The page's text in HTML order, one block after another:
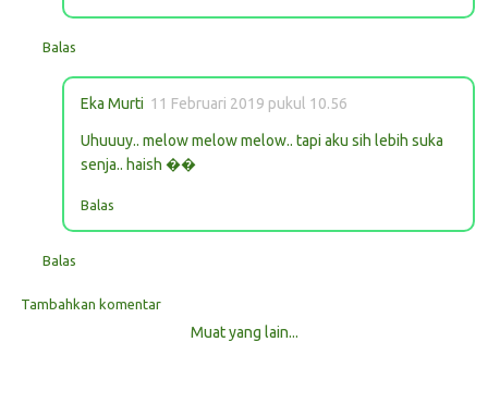
Balas
Eka Murti 11 Februari 2019 pukul 10.56
Uhuuuy.. melow melow melow.. tapi aku sih lebih suka
senja.. haish ��
Balas
Balas
Tambahkan komentar
Muat yang lain...